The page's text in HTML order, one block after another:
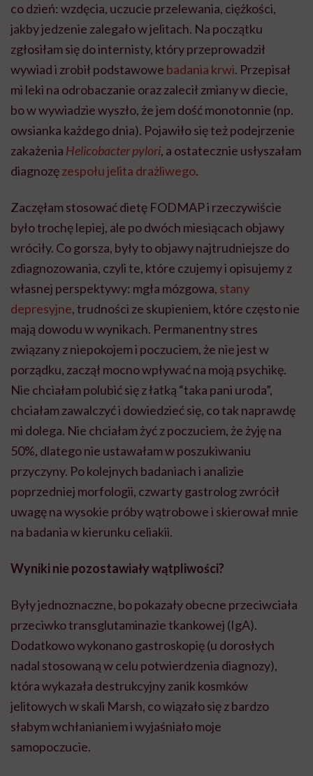
co dzień: wzdęcia, uczucie przelewania, ciężkości,
jakby jedzenie zalegało w jelitach. Na początku
zgłosiłam się do internisty, który przeprowadził
wywiad i zrobił podstawowe badania krwi. Przepisał
mi leki na odrobaczanie oraz zalecił zmiany w diecie,
bo w wywiadzie wyszło, że jem dość monotonnie (np.
owsianka każdego dnia). Pojawiło się też podejrzenie
zakażenia Helicobacter pylori, a ostatecznie usłyszałam
diagnozęzespołu jelita drażliwego.
Zaczęłam stosować dietę FODMAP i rzeczywiście
było trochę lepiej, ale po dwóch miesiącach objawy
wróciły. Co gorsza, były to objawy najtrudniejsze do
zdiagnozowania, czyli te, które czujemy i opisujemy z
własnej perspektywy: mgła mózgowa, stany
depresyjne, trudności ze skupieniem, które często nie
mają dowodu w wynikach. Permanentny stres
związany z niepokojem i poczuciem, że nie jest w
porządku, zaczął mocno wpływać na moją psychikę.
Nie chciałam polubić się z łatką “taka pani uroda”,
chciałam zawalczyć i dowiedzieć się, co tak naprawdę
mi dolega. Nie chciałam żyć z poczuciem, że żyję na
50%, dlatego nie ustawałam w poszukiwaniu
przyczyny. Po kolejnych badaniach i analizie
poprzedniej morfologii, czwarty gastrolog zwrócił
uwagę na wysokie próby wątrobowe i skierował mnie
na badania w kierunku celiakii.
Wyniki nie pozostawiały wątpliwości?
Były jednoznaczne, bo pokazały obecne przeciwciała
przeciwko transglutaminazie tkankowej (IgA).
Dodatkowo wykonano gastroskopię (u dorosłych
nadal stosowaną w celu potwierdzenia diagnozy),
która wykazała destrukcyjny zanik kosmków
jelitowych w skali Marsh, co wiązało się z bardzo
słabym wchłanianiem i wyjaśniało moje
samopoczucie.